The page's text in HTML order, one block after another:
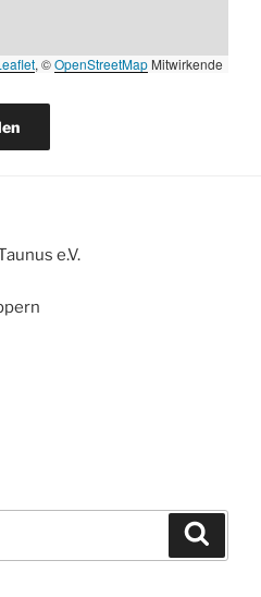
, ©OpenStreetMap Mitwirkende
e.V.